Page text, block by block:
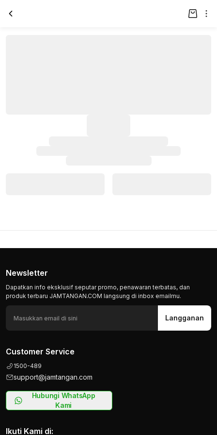
Newsletter
Dapatkan info eksklusif seputar promo, penawaran terbatas, dan
produk terbaru JAMTANGAN.COM langsung di inbox emailmu.
Langganan
Customer Service
1500-489
support@jamtangan.com
Hubungi WhatsApp
Kami
Ikuti Kami di: